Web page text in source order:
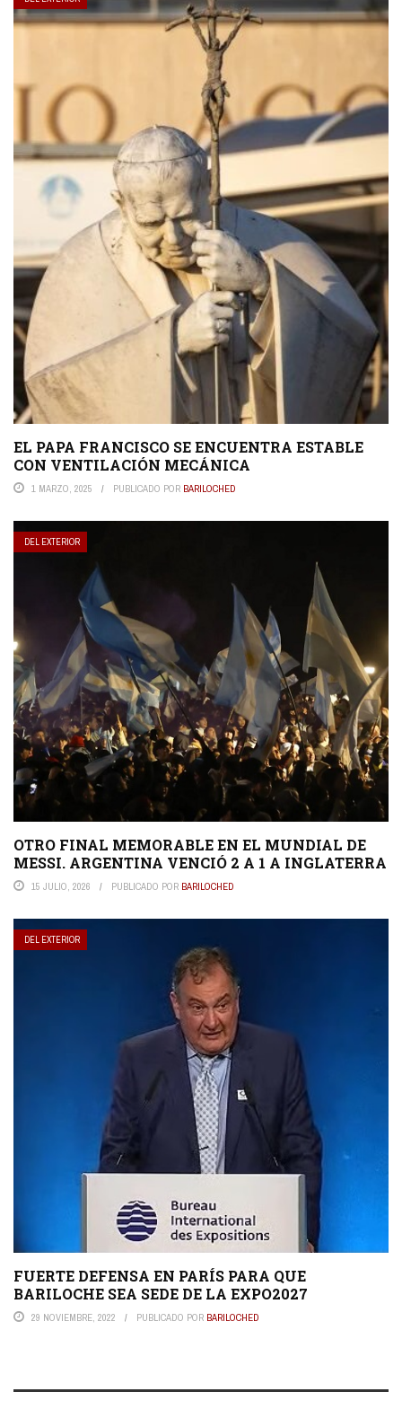
EL PAPA FRANCISCO SE ENCUENTRA ESTABLE
CON VENTILACIÓN MECÁNICA
1 MARZO, 2025 PUBLICADO POR BARILOCHED
DEL EXTERIOR
OTRO FINAL MEMORABLE EN EL MUNDIAL DE
MESSI. ARGENTINA VENCIÓ 2 A 1 A INGLATERRA
15 JULIO, 2026 PUBLICADO POR BARILOCHED
DEL EXTERIOR
FUERTE DEFENSA EN PARÍS PARA QUE
BARILOCHE SEA SEDE DE LA EXPO2027
29 NOVIEMBRE, 2022 PUBLICADO POR BARILOCHED